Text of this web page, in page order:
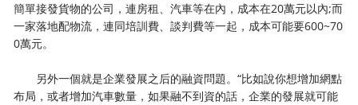
簡單接發貨物的公司，連房租、汽車等在內，成本在20萬元以內;而
一家落地配物流，連同培訓費、談判費等一起，成本可能要600~70
0萬元。
另外一個就是企業發展之后的融資問題。“比如說你想增加網點
布局，或者增加汽車數量，如果融不到資的話，企業的發展就可能